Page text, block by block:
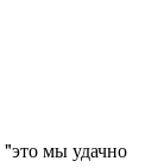
мы удачно